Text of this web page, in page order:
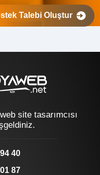
Talebi Oluştur
site tasarımcısı
40
87